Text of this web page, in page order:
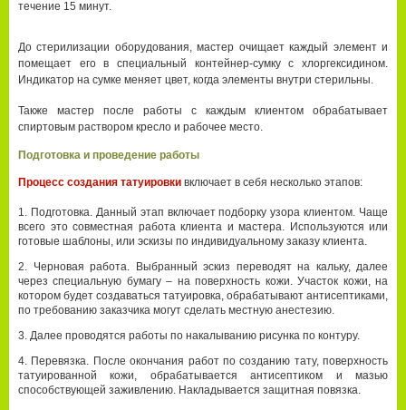
течение 15 минут.
До стерилизации оборудования, мастер очищает каждый элемент и
помещает его в специальный контейнер-сумку с хлоргексидином.
Индикатор на сумке меняет цвет, когда элементы внутри стерильны.
Также мастер после работы с каждым клиентом обрабатывает
спиртовым раствором кресло и рабочее место.
Подготовка и проведение работы
Процесс создания татуировки включает в себя несколько этапов:
Подготовка. Данный этап включает подборку узора клиентом. Чаще
всего это совместная работа клиента и мастера. Используются или
готовые шаблоны, или эскизы по индивидуальному заказу клиента.
Черновая работа. Выбранный эскиз переводят на кальку, далее
через специальную бумагу – на поверхность кожи. Участок кожи, на
котором будет создаваться татуировка, обрабатывают антисептиками,
по требованию заказчика могут сделать местную анестезию.
Далее проводятся работы по накалыванию рисунка по контуру.
Перевязка. После окончания работ по созданию тату, поверхность
татуированной кожи, обрабатывается антисептиком и мазью
способствующей заживлению. Накладывается защитная повязка.